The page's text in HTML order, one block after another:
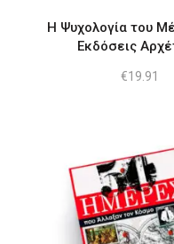
Η Ψυχολογία του
Εκδόσεις
€19.91